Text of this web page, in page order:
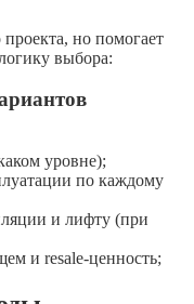
но помогает
выбора:
уровне);
по каждому
и лифту (при
и resale-ценность;